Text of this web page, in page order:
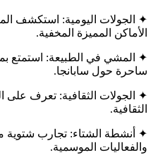
✦ الجولات اليومية: استكشف
الأماكن المميزة المخفية.
✦ المشي في الطبيعة: استمتع
ساحرة حول سابانجا.
✦ الجولات الثقافية: تعرف على
الثقافية.
✦ أنشطة الشتاء: تجارب شتوية
والفعاليات الموسمية.